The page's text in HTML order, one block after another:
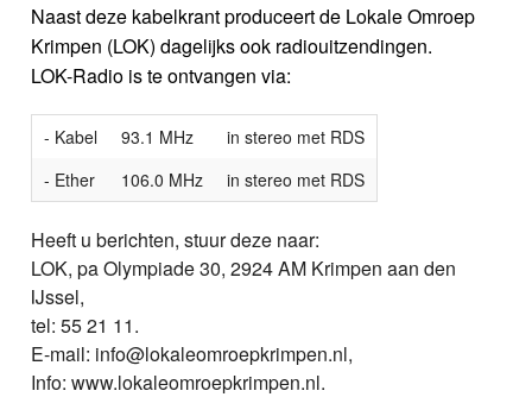
Naast deze kabelkrant produceert de Lokale Omroep
Krimpen (LOK) dagelijks ook radiouitzendingen.
LOK-Radio is te ontvangen via:
- Kabel 93.1 MHz
in stereo met RDS
- Ether
106.0 MHz in stereo met RDS
Heeft u berichten, stuur deze naar:
LOK, pa Olympiade 30, 2924 AM Krimpen aan den
IJssel,
tel: 55 21 11.
E-mail: info@lokaleomroepkrimpen.nl,
Info: www.lokaleomroepkrimpen.nl.